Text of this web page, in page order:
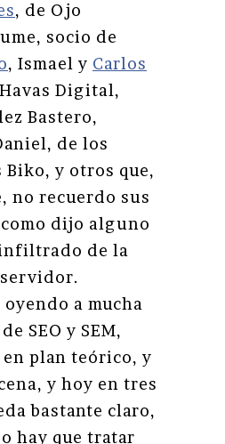
, de Ojo
socio de
, Ismael y Carlos
Digital,
Bastero,
de los
Biko, y otros que,
no recuerdo sus
dijo alguno
de la
a mucha
SEO y SEM,
en plan teórico, y
y hoy en tres
bastante claro,
hay que tratar